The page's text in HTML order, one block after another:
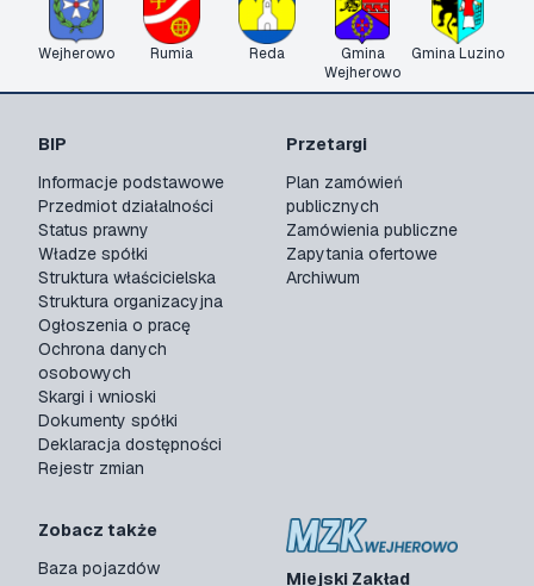
Wejherowo Rumia Reda
Gmina
Wejherowo
Gmina Luzino
Miejski Zakład
BIP
Informacje podstawowe
Przedmiot działalności
Status prawny
Władze spółki
Struktura właścicielska
Struktura organizacyjna
Ogłoszenia o pracę
Ochrona danych
osobowych
Skargi i wnioski
Dokumenty spółki
Deklaracja dostępności
Rejestr zmian
Przetargi
Plan zamówień
publicznych
Zamówienia publiczne
Zapytania ofertowe
Archiwum
Zobacz także
Baza pojazdów